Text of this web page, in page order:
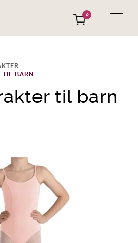
0
TIL BARN
til barn